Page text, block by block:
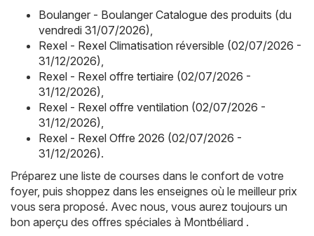
Boulanger - Boulanger Catalogue des produits (du
vendredi 31/07/2026)
Rexel - Rexel Climatisation réversible (02/07/2026 -
31/12/2026)
Rexel - Rexel offre tertiaire (02/07/2026 -
31/12/2026)
Rexel - Rexel offre ventilation (02/07/2026 -
31/12/2026)
Rexel - Rexel Offre 2026 (02/07/2026 -
31/12/2026).
Préparez une liste de courses dans le confort de votre
foyer, puis shoppez dans les enseignes où le meilleur prix
vous sera proposé. Avec nous, vous aurez toujours un
bon aperçu des offres spéciales à Montbéliard .